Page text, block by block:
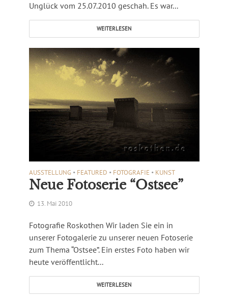
Unglück vom 25.07.2010 geschah. Es war...
WEITERLESEN
AUSSTELLUNG • FEATURED • FOTOGRAFIE • KUNST
Neue Fotoserie “Ostsee”
13. Mai 2010
Fotografie Roskothen Wir laden Sie ein in
unserer Fotogalerie zu unserer neuen Fotoserie
zum Thema “Ostsee”. Ein erstes Foto haben wir
heute veröffentlicht...
WEITERLESEN